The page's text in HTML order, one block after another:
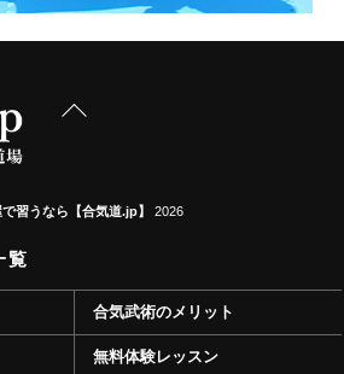
Back
習うなら【合気道.jp】 2026
覧
合気武術のメリット
無料体験レッスン